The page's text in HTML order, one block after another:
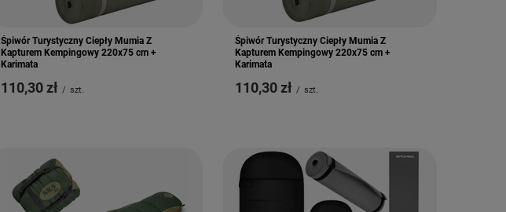
Śpiwór Turystyczny Ciepły Mumia Z
Kapturem Kempingowy 220x75 cm +
Karimata
110,30 zł / szt.
Śpiwór Turystyczny Ciepły Mumia Z
Kapturem Kempingowy 220x75 cm +
Karimata
110,30 zł / szt.